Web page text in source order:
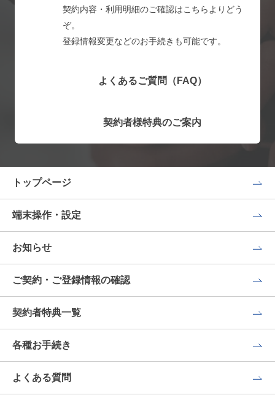
契約内容・利用明細のご確認はこちらよりどう
ぞ。
登録情報変更などのお手続きも可能です。
よくあるご質問（FAQ）
契約者様特典のご案内
トップページ
端末操作・設定
お知らせ
ご契約・ご登録情報の確認
契約者特典一覧
各種お手続き
よくある質問